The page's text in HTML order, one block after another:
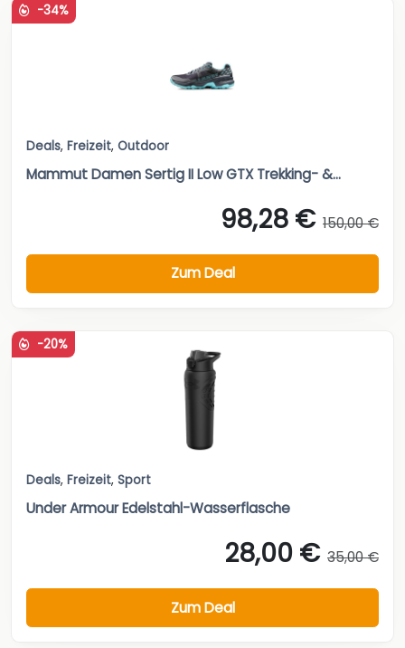
-34%
Deals, Freizeit, Outdoor
Mammut Damen Sertig II Low GTX Trekking- &...
98,28 € 150,00 €
Zum Deal
-20%
Deals, Freizeit, Sport
Under Armour Edelstahl-Wasserflasche
28,00 € 35,00 €
Zum Deal